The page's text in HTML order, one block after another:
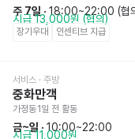
주 7일 · 18:00~22:00 (협
시급 13,000원 (협의)
장기우대 인센티브 지급
서비스 · 주방
중화만객
가정동1일 전 활동
금~일 · 10:00~22:00
시급 11,000원